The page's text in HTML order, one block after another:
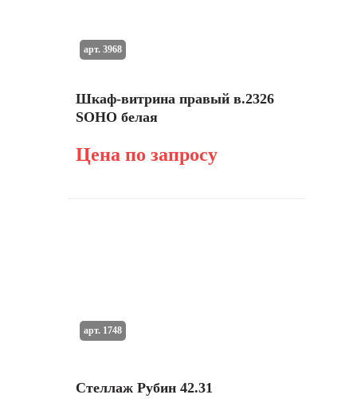
Шкаф-витрина правый в.2326
SOHO белая
Цена по запросу
арт. 3968
Стеллаж Рубин 42.31
арт. 1748